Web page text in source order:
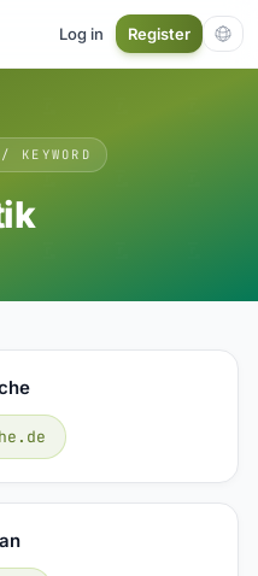
Log in Register
KEYWORD